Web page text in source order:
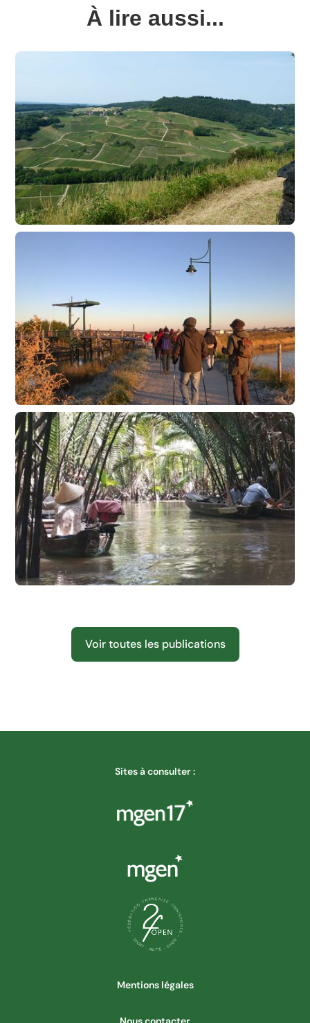
À lire aussi...
Découverte des terroirs et des cépages
Compte-rendu réunion création nouvelles
activités 2026-2027
Voir toutes les publications
Sites à consulter :
Mentions légales